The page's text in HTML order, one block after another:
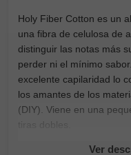
Holy Fiber Cotton es un
una fibra de celulosa de
distinguir las notas más
perder ni el mínimo
excelente capilaridad lo
los amantes de los
(DIY). Viene en una
tiras dobles.